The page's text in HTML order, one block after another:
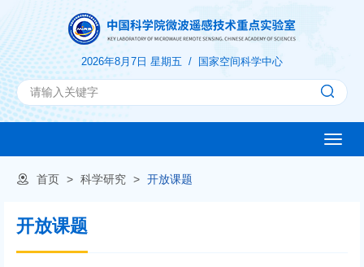
2026年8月7日 星期五 / 国家空间科学中心
Toggle
首页 > 科学研究 > 开放课题
开放课题